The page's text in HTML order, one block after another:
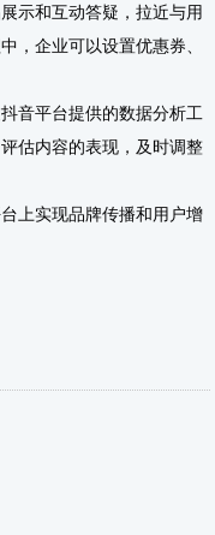
示和互动答疑，拉近与用
，企业可以设置优惠券、
音平台提供的数据分析工
估内容的表现，及时调整
上实现品牌传播和用户增